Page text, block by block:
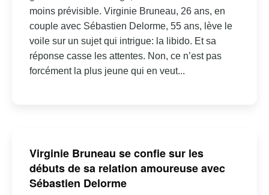
moins prévisible. Virginie Bruneau, 26 ans, en
couple avec Sébastien Delorme, 55 ans, lève le
voile sur un sujet qui intrigue: la libido. Et sa
réponse casse les attentes. Non, ce n’est pas
forcément la plus jeune qui en veut...
Virginie Bruneau se confie sur les
débuts de sa relation amoureuse avec
Sébastien Delorme